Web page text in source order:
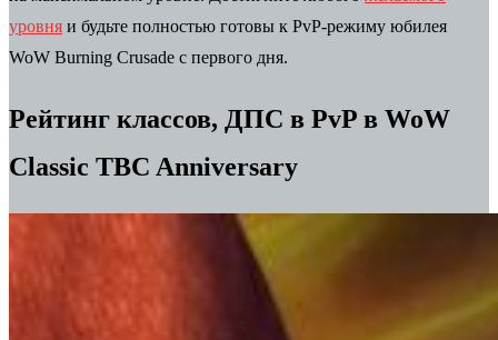
уровня и будьте полностью готовы к PvP-режиму юбилея
WoW Burning Crusade с первого дня.
Рейтинг классов, ДПС в PvP в WoW
Classic TBC Anniversary